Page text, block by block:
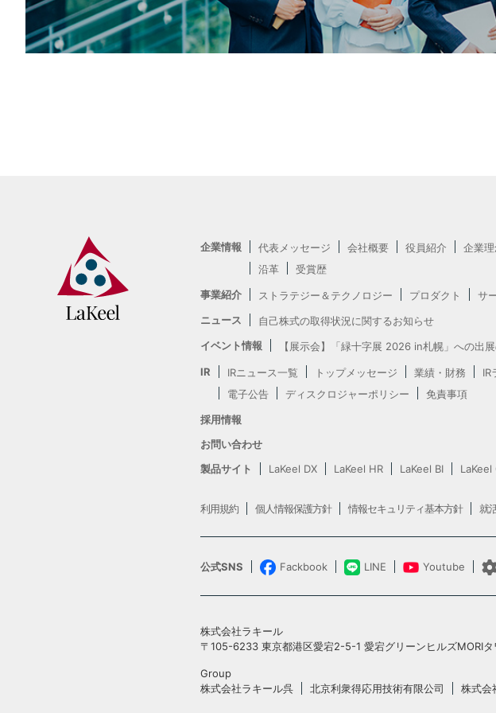
企業情報 代表メッセージ 会社概要 役員紹介 企業理
沿革
受賞歴
事業紹介
ストラテジー＆テクノロジー プロダクト
サ
ニュース
自己株式の取得状況に関するお知らせ
イベント情報
【展示会】「緑十字展 2026 in札幌」への出
IR
IRニュース一覧 トップメッセージ 業績・財務 IR
電子公告
ディスクロジャーポリシー
免責事項
採用情報
お問い合わせ
製品サイト
LaKeel DX LaKeel HR LaKeel BI
利用規約 個人情報保護方針 情報セキュリティ基本方針 就
公式SNS Fackbook LINE Youtube
株式会社ラキール
〒105-6233 東京都港区愛宕2-5-1 愛宕グリーンヒルズMORI
Group
株式会社ラキール呉
北京利衆得応用技術有限公司 株式会